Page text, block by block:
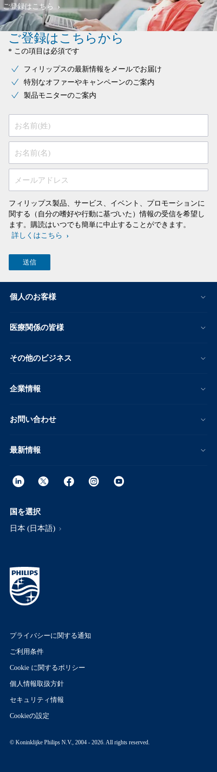
ご登録はこちら
ご登録はこちらから
* この項目は必須です
フィリップスの最新情報をメールでお届け
特別なオファーやキャンペーンのご案内
製品モニターのご案内
お名前(姓)
お名前(名)
メールアドレス
フィリップス製品、サービス、イベント、プロモーションに
関する（自分の嗜好や行動に基づいた）情報の受信を希望し
ます。購読はいつでも簡単に中止することができます。
詳しくはこちら
個人のお客様
医療関係の皆様
その他のビジネス
企業情報
お問い合わせ
最新情報
国を選択
日本 (日本語)
プライバシーに関する通知
ご利用条件
Cookie に関するポリシー
個人情報取扱方針
セキュリティ情報
Cookieの設定
© Koninklijke Philips N.V., 2004 - 2026. All rights reserved.